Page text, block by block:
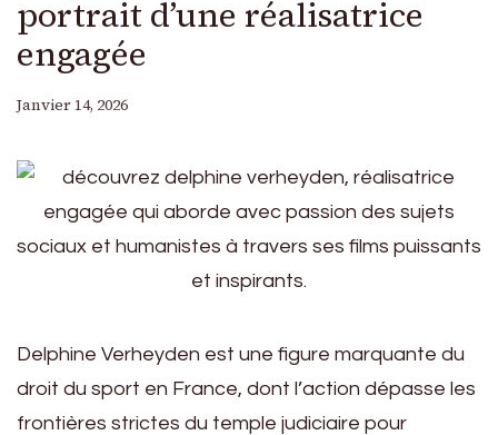
portrait d’une réalisatrice
engagée
Janvier 14, 2026
Delphine Verheyden est une figure marquante du
droit du sport en France, dont l’action dépasse les
frontières strictes du temple judiciaire pour